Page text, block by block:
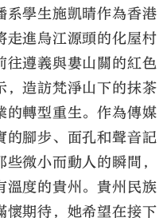
系學生施凱晴作為香港
走進烏江源頭的化屋村
往遵義與婁山關的紅色
，造訪梵淨山下的抹茶
的轉型重生。作為傳媒
的腳步、面孔和聲音記
微小而動人的瞬間，
溫度的貴州。貴州民族
懷期待，她希望在接下